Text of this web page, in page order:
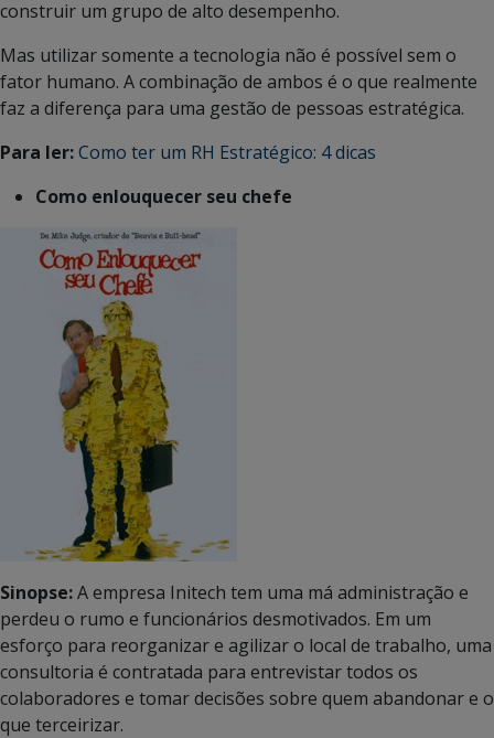
construir um grupo de alto desempenho.
Mas utilizar somente a tecnologia não é possível sem o
fator humano. A combinação de ambos é o que realmente
faz a diferença para uma gestão de pessoas estratégica.
Para ler:Como ter um RH Estratégico: 4 dicas
Como enlouquecer seu chefe
Sinopse:A empresa Initech tem uma má administração e
perdeu o rumo e funcionários desmotivados. Em um
esforço para reorganizar e agilizar o local de trabalho, uma
consultoria é contratada para entrevistar todos os
colaboradores e tomar decisões sobre quem abandonar e o
que terceirizar.